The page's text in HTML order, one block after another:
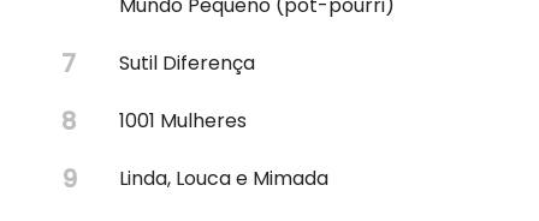
Mundo Pequeno (pot-pourri)
Sutil Diferença
1001 Mulheres
Linda, Louca e Mimada